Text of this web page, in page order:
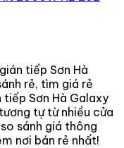
tiếp Sơn Hà
rẻ, tìm giá rẻ
tiếp Sơn Hà Galaxy
tự từ nhiều cửa
sánh giá thông
nơi bán rẻ nhất!